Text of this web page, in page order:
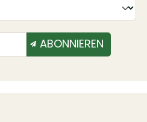
ABONNIEREN